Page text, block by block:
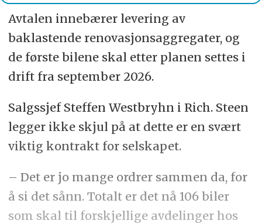
Avtalen innebærer levering av
baklastende renovasjonsaggregater, og
de første bilene skal etter planen settes i
drift fra september 2026.
Salgssjef Steffen Westbryhn i Rich. Steen
legger ikke skjul på at dette er en svært
viktig kontrakt for selskapet.
– Det er jo mange ordrer sammen da, for
å si det sånn. Totalt er det nå 106 biler
som skal til forskjellige avdelinger hos